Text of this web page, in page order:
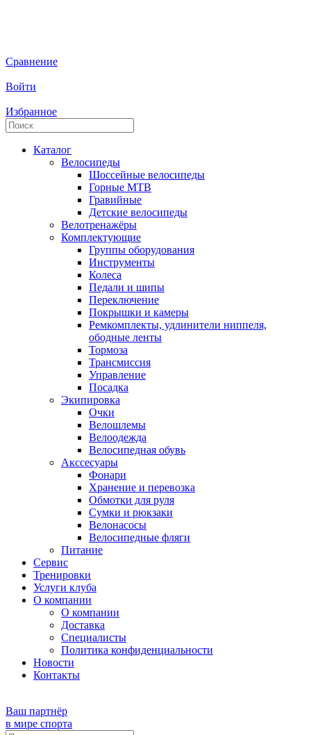
Сравнение
Войти
Избранное
Каталог
Велосипеды
Шоссейные велосипеды
Горные МTB
Гравийные
Детские велосипеды
Велотренажёры
Комплектующие
Группы оборудования
Инструменты
Колеса
Педали и шипы
Переключение
Покрышки и камеры
Ремкомплекты, удлинители ниппеля,
ободные ленты
Тормоза
Трансмиссия
Управление
Посадка
Экипировка
Очки
Велошлемы
Велоодежда
Велосипедная обувь
Акссесуары
Фонари
Хранение и перевозка
Обмотки для руля
Сумки и рюкзаки
Велонасосы
Велосипедные фляги
Питание
Сервис
Тренировки
Услуги клуба
О компании
О компании
Доставка
Специалисты
Политика конфиденциальности
Новости
Контакты
Ваш партнёр
в мире спорта